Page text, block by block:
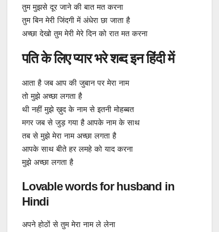
तुम मुझसे दूर जाने की बात मत करना
तुम बिन मेरी जिंदगी में अंधेरा छा जाता है
अच्छा देखो तुम मेरी मेरे दिन को रात मत करना
पति के लिए प्यार भरे शब्द इन हिंदी में
आता है जब आप की जुबान पर मेरा नाम
तो मुझे अच्छा लगता है
थी नहीं मुझे ख़ुद के नाम से इतनी मोहब्बत
मगर जब से जुड़ गया है आपके नाम के साथ
तब से मुझे मेरा नाम अच्छा लगता है
आपके साथ बीते हर लमहे को याद करना
मुझे अच्छा लगता है
Lovable words for husband in
Hindi
अपने होठों से तुम मेरा नाम ले लेना